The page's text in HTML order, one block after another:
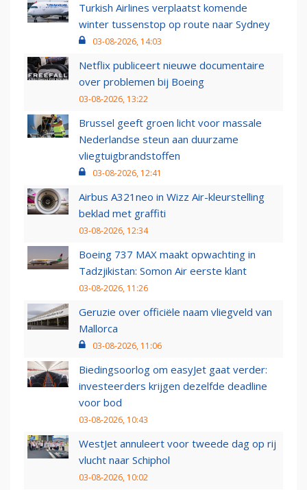
Turkish Airlines verplaatst komende
winter tussenstop op route naar Sydney
03-08-2026, 14:03
Netflix publiceert nieuwe documentaire
over problemen bij Boeing
03-08-2026, 13:22
Brussel geeft groen licht voor massale
Nederlandse steun aan duurzame
vliegtuigbrandstoffen
03-08-2026, 12:41
Airbus A321neo in Wizz Air-kleurstelling
beklad met graffiti
03-08-2026, 12:34
Boeing 737 MAX maakt opwachting in
Tadzjikistan: Somon Air eerste klant
03-08-2026, 11:26
Geruzie over officiële naam vliegveld van
Mallorca
03-08-2026, 11:06
Biedingsoorlog om easyJet gaat verder:
investeerders krijgen dezelfde deadline
voor bod
03-08-2026, 10:43
WestJet annuleert voor tweede dag op rij
vlucht naar Schiphol
03-08-2026, 10:02